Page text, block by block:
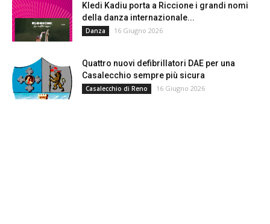
Kledi Kadiu porta a Riccione i grandi nomi
della danza internazionale...
Danza 16 Giugno 2026
Quattro nuovi defibrillatori DAE per una
Casalecchio sempre più sicura
Casalecchio di Reno 16 Giugno 2026